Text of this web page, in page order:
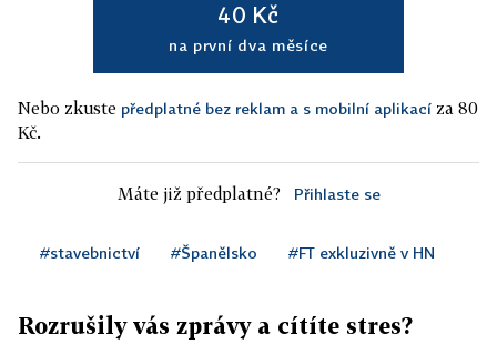
40 Kč
na první dva měsíce
Nebo zkuste předplatné bez reklam a s mobilní aplikací za 80
Kč.
Máte již předplatné? Přihlaste se
#stavebnictví #Španělsko #FT exkluzivně v HN
Rozrušily vás zprávy a cítíte stres?